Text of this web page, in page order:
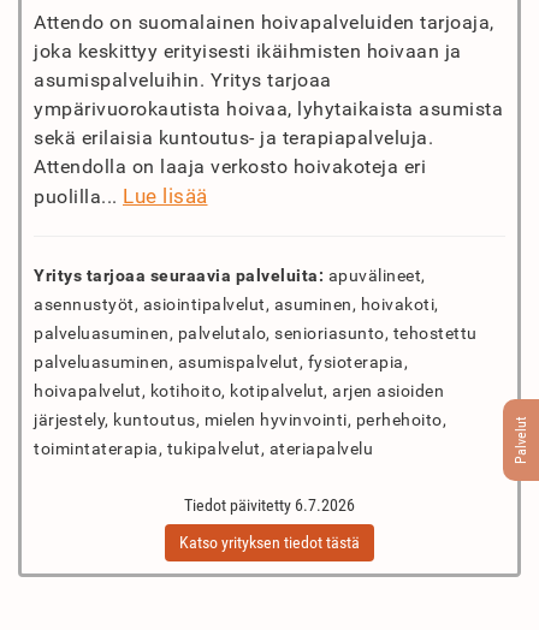
Palvelut
Attendo on suomalainen hoivapalveluiden tarjoaja,
joka keskittyy erityisesti ikäihmisten hoivaan ja
asumispalveluihin. Yritys tarjoaa
ympärivuorokautista hoivaa, lyhytaikaista asumista
sekä erilaisia kuntoutus- ja terapiapalveluja.
Attendolla on laaja verkosto hoivakoteja eri
puolilla... Lue lisää
Yritys tarjoaa seuraavia palveluita: apuvälineet,
asennustyöt, asiointipalvelut, asuminen, hoivakoti,
palveluasuminen, palvelutalo, senioriasunto, tehostettu
palveluasuminen, asumispalvelut, fysioterapia,
hoivapalvelut, kotihoito, kotipalvelut, arjen asioiden
järjestely, kuntoutus, mielen hyvinvointi, perhehoito,
toimintaterapia, tukipalvelut, ateriapalvelu
Tiedot päivitetty 6.7.2026
Katso yrityksen tiedot tästä